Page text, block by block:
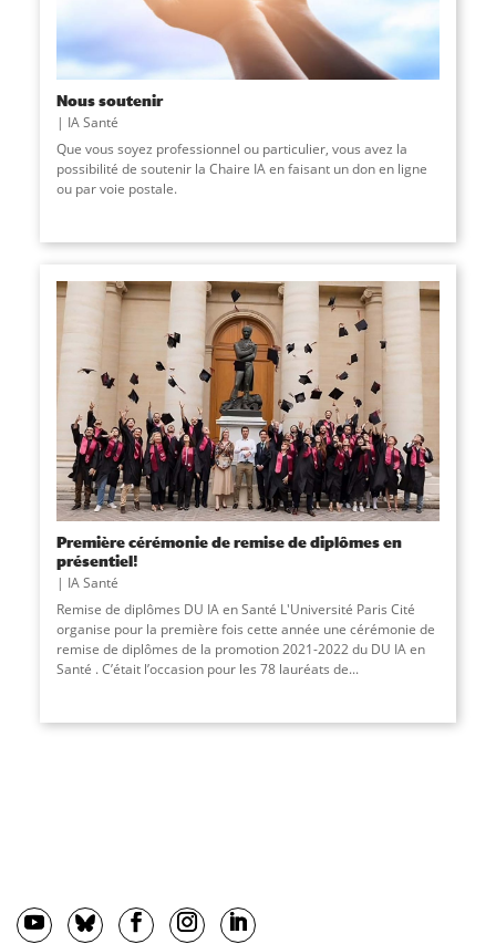
Nous soutenir
IA Santé
Que vous soyez professionnel ou particulier, vous avez la
possibilité de soutenir la Chaire IA en faisant un don en ligne
ou par voie postale.
Première cérémonie de remise de diplômes en
présentiel!
IA Santé
Remise de diplômes DU IA en Santé L'Université Paris Cité
organise pour la première fois cette année une cérémonie de
remise de diplômes de la promotion 2021-2022 du DU IA en
Santé . C’était l’occasion pour les 78 lauréats de...